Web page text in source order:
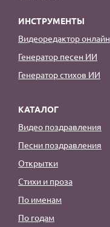
ИНСТРУМЕНТЫ
Видеоредактор онлайн
Генератор песен ИИ
Генератор стихов ИИ
КАТАЛОГ
Видео поздравления
Песни поздравления
Открытки
Стихи и проза
По именам
По годам